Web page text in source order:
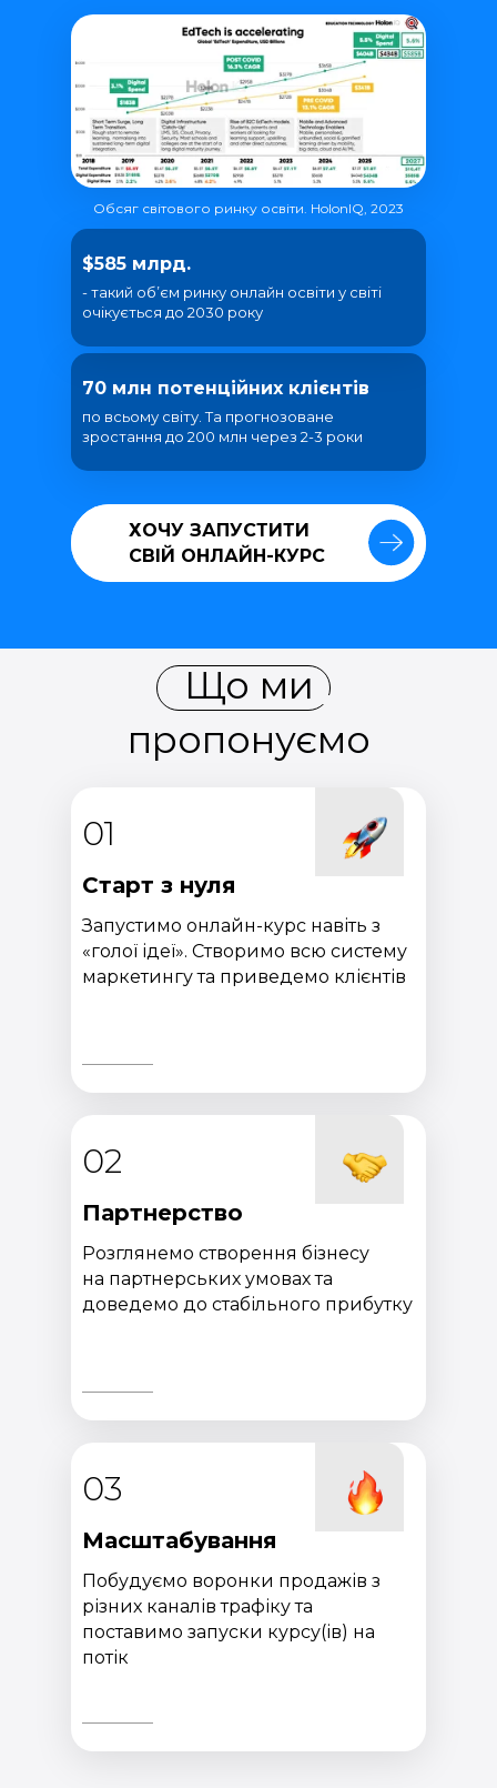
$585 млрд.
Обсяг світового ринку освіти. HolonIQ, 2023
- такий об’єм ринку онлайн освіти у світі
очікується до 2030 року
70 млн потенційних клієнтів
по всьому світу. Та прогнозоване
зростання до 200 млн через 2-3 роки
ХОЧУ ЗАПУСТИТИ
СВІЙ ОНЛАЙН-КУРС
ХОЧУ ЗАПУСТИТИ
СВІЙ ОНЛАЙН-КУРС
Старт з нуля
Партнерство
Масштабування
01
02
03
Запустимо онлайн-курс навіть з
«голої ідеї». Створимо всю систему
маркетингу та приведемо клієнтів
Розглянемо створення бізнесу
на партнерських умовах та
доведемо до стабільного прибутку
Побудуємо воронки продажів з
різних каналів трафіку та
поставимо запуски курсу(ів) на
потік
Що ми
пропонуємо